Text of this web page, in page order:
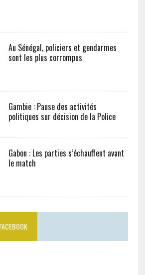
Au Sénégal, policiers et gendarmes
sont les plus corrompus
Gambie : Pause des activités
politiques sur décision de la Police
Gabon : Les parties s’échauffent avant
le match